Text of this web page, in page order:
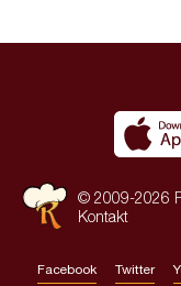
© 2009-2026
Kontakt
Facebook Twitter